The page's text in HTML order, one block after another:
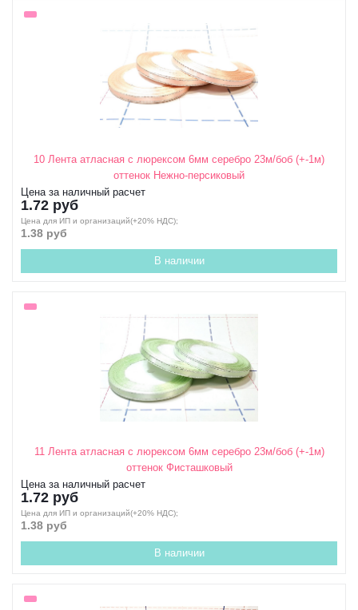
10 Лента атласная с люрексом 6мм серебро 23м/боб (+-1м)
оттенок Нежно-персиковый
Цена за наличный расчет
1.72 руб
Цена для ИП и организаций(+20% НДС);
1.38 руб
В наличии
11 Лента атласная с люрексом 6мм серебро 23м/боб (+-1м)
оттенок Фисташковый
Цена за наличный расчет
1.72 руб
Цена для ИП и организаций(+20% НДС);
1.38 руб
В наличии